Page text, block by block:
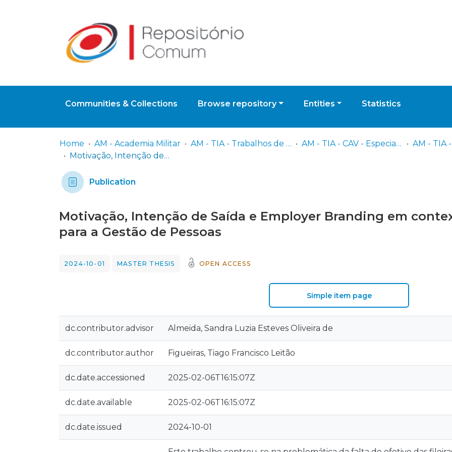
Communities & Collections Browse repository Entities Statistics
Home AM - Academia Militar AM - TIA - Trabalhos de Investigação Aplicada AM - TIA - CAV - Especialidade de Cavalaria
Motivação, Intenção de Saída e Employer Branding em contexto militar: Contributos para a Gestão de Pessoas
Publication
Motivação, Intenção de Saída e Employer Branding em
para a Gestão de Pessoas
2024-10-01 MASTER THESIS OPEN ACCESS
Simple item page
dc.contributor.advisor Almeida, Sandra Luzia Esteves Oliveira de
dc.contributor.author Figueiras, Tiago Francisco Leitão
dc.date.accessioned 2025-02-06T16:15:07Z
dc.date.available 2025-02-06T16:15:07Z
dc.date.issued 2024-10-01